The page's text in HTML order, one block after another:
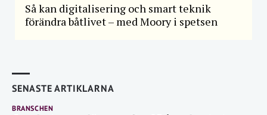
Så kan digitalisering och smart teknik
förändra båtlivet – med Moory i spetsen
SENASTE ARTIKLARNA
BRANSCHEN